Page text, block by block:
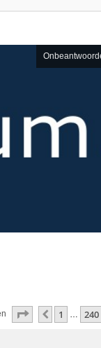
Pagina242Van
Vorige
1 … 240